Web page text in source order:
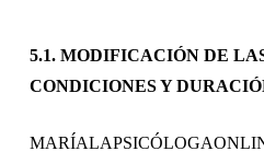
5.1. MODIFICACIÓN DE
CONDICIONES Y